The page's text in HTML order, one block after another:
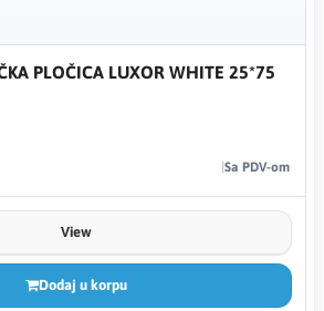
PLOČICA LUXOR WHITE 25*75
Sa PDV-om
View
Dodaj u korpu